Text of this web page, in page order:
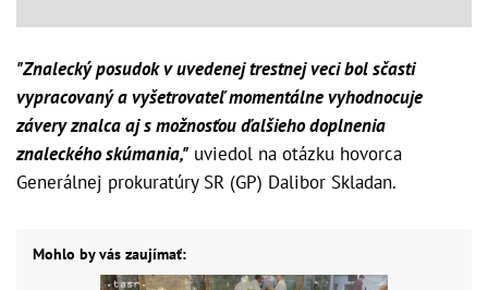
"Znalecký posudok v uvedenej trestnej veci bol sčasti
vypracovaný a vyšetrovateľ momentálne vyhodnocuje
závery znalca aj s možnosťou ďalšieho doplnenia
znaleckého skúmania," uviedol na otázku hovorca
Generálnej prokuratúry SR (GP) Dalibor Skladan.
Mohlo by vás zaujímať: